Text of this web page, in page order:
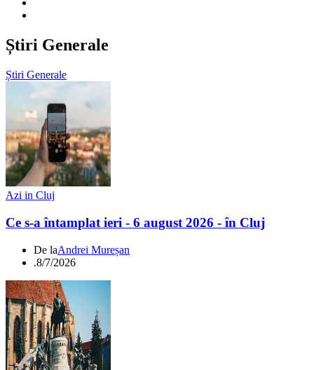
Știri Generale
Știri Generale
Azi in Cluj
Ce s-a întamplat ieri - 6 august 2026 - în Cluj
De laAndrei Mureșan
.8/7/2026